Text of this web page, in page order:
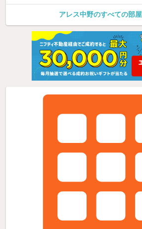
アレス中野のすべての部